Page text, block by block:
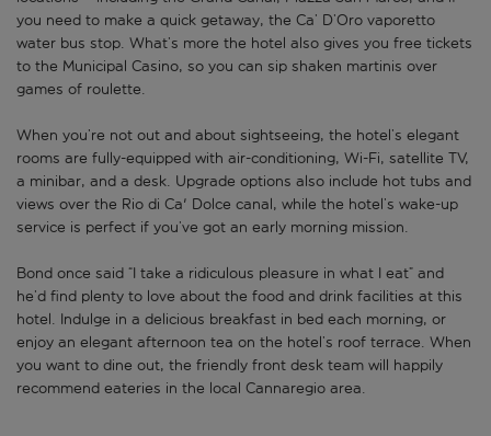
you need to make a quick getaway, the Ca’ D’Oro vaporetto
water bus stop. What’s more the hotel also gives you free tickets
to the Municipal Casino, so you can sip shaken martinis over
games of roulette.
When you’re not out and about sightseeing, the hotel’s elegant
rooms are fully-equipped with air-conditioning, Wi-Fi, satellite TV,
a minibar, and a desk. Upgrade options also include hot tubs and
views over the Rio di Ca' Dolce canal, while the hotel’s wake-up
service is perfect if you’ve got an early morning mission.
Bond once said “I take a ridiculous pleasure in what I eat” and
he’d find plenty to love about the food and drink facilities at this
hotel. Indulge in a delicious breakfast in bed each morning, or
enjoy an elegant afternoon tea on the hotel’s roof terrace. When
you want to dine out, the friendly front desk team will happily
recommend eateries in the local Cannaregio area.